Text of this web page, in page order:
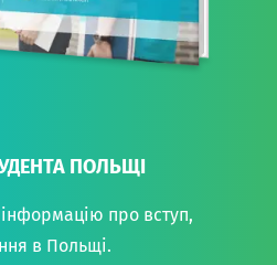
ПОЛЬЩІ
про вступ,
в Польщі.